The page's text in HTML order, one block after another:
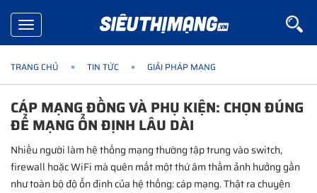
Toggle
navigation
TRANG CHỦ TIN TỨC GIẢI PHÁP MẠNG
CÁP MẠNG ĐỒNG VÀ PHỤ KIỆN: CHỌN ĐÚNG
ĐỂ MẠNG ỔN ĐỊNH LÂU DÀI
Nhiều người làm hệ thống mạng thường tập trung vào switch,
firewall hoặc WiFi mà quên mất một thứ âm thầm ảnh hưởng gần
như toàn bộ độ ổn định của hệ thống: cáp mạng. Thật ra chuyện